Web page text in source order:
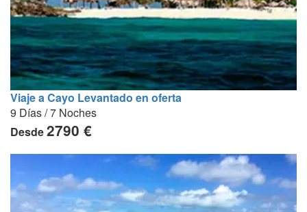
Viaje a Cayo Levantado en oferta
9 Días / 7 Noches
Desde2790 €